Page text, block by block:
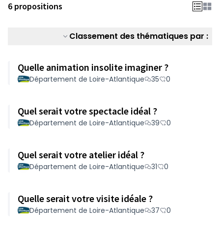
6 propositions
Classement des thématiques par :
Quelle animation insolite imaginer ?
Département de Loire-Atlantique 35 0
Quel serait votre spectacle idéal ?
Département de Loire-Atlantique 39 0
Quel serait votre atelier idéal ?
Département de Loire-Atlantique 31 0
Quelle serait votre visite idéale ?
Département de Loire-Atlantique 37 0